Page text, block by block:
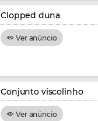
Clopped duna
Ver anúncio
Conjunto viscolinho
Ver anúncio